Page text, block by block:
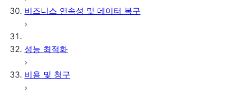
비즈니스 연속성 및 데이터 복구
성능 최적화
비용 및 청구